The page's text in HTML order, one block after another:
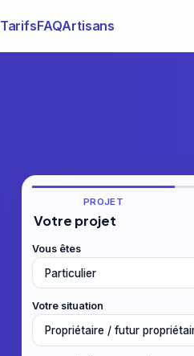
TarifsFAQArtisans
PROJET
Votre projet
Vous êtes
Votre situation